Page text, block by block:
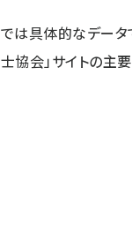
では具体的なデータ
士協会」サイトの主